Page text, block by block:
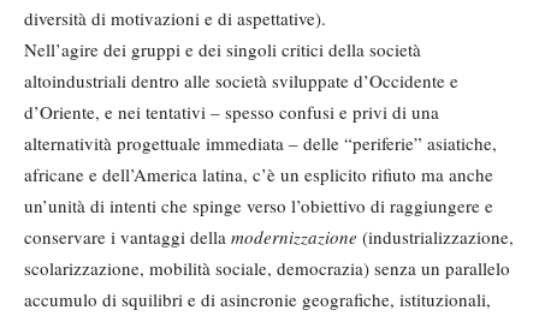
diversità di motivazioni e di aspettative).
Nell’agire dei gruppi e dei singoli critici della società
altoindustriali dentro alle società sviluppate d’Occidente e
d’Oriente, e nei tentativi – spesso confusi e privi di una
alternatività progettuale immediata – delle “periferie” asiatiche,
africane e dell’America latina, c’è un esplicito rifiuto ma anche
un’unità di intenti che spinge verso l’obiettivo di raggiungere e
conservare i vantaggi della modernizzazione (industrializzazione,
scolarizzazione, mobilità sociale, democrazia) senza un parallelo
accumulo di squilibri e di asincronie geografiche, istituzionali,